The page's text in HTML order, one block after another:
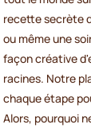
recette secrète
ou même une
façon créative
racines. Notre
chaque étape
Alors, pourquoi